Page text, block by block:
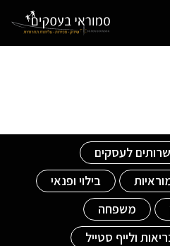
שרותים לעסקים
בילוי ופנאי
משפחה
ולייף סטייל